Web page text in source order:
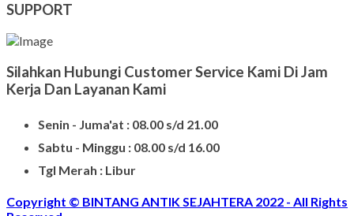
SUPPORT
Silahkan Hubungi Customer Service Kami Di Jam
Kerja Dan Layanan Kami
Senin - Juma'at : 08.00 s/d 21.00
Sabtu - Minggu : 08.00 s/d 16.00
Tgl Merah : Libur
Copyright © BINTANG ANTIK SEJAHTERA 2022 - All Rights